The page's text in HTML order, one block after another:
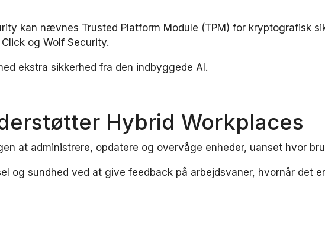
kan nævnes Trusted Platform Module (TPM) for kryptografisk
og Wolf Security.
ekstra sikkerhed fra den indbyggede AI.
Hybrid Workplaces
at administrere, opdatere og overvåge enheder, uanset hvor
og sundhed ved at give feedback på arbejdsvaner, hvornår det